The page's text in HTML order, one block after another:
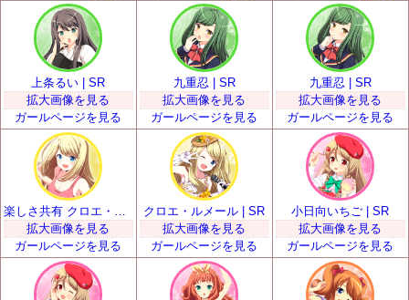
上条るい | SR
拡大画像を見る
ガールページを見る
九重忍 | SR
拡大画像を見る
ガールページを見る
九重忍 | SR
拡大画像を見る
ガールページを見る
拡大画像を見る
ガールページを見る
クロエ・ルメール | SR
拡大画像を見る
ガールページを見る
小日向いちご | SR
拡大画像を見る
ガールページを見る